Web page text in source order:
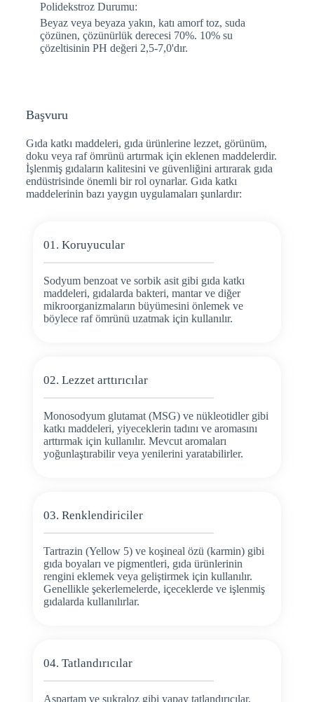
Polidekstroz Durumu:
Beyaz veya beyaza yakın, katı amorf toz, suda
çözünen, çözünürlük derecesi 70%. 10% su
çözeltisinin PH değeri 2,5-7,0'dır.
Başvuru
Gıda katkı maddeleri, gıda ürünlerine lezzet, görünüm,
doku veya raf ömrünü artırmak için eklenen maddelerdir.
İşlenmiş gıdaların kalitesini ve güvenliğini artırarak gıda
endüstrisinde önemli bir rol oynarlar. Gıda katkı
maddelerinin bazı yaygın uygulamaları şunlardır:
01. Koruyucular
Sodyum benzoat ve sorbik asit gibi gıda katkı
maddeleri, gıdalarda bakteri, mantar ve diğer
mikroorganizmaların büyümesini önlemek ve
böylece raf ömrünü uzatmak için kullanılır.
02. Lezzet arttırıcılar
Monosodyum glutamat (MSG) ve nükleotidler gibi
katkı maddeleri, yiyeceklerin tadını ve aromasını
arttırmak için kullanılır. Mevcut aromaları
yoğunlaştırabilir veya yenilerini yaratabilirler.
03. Renklendiriciler
Tartrazin (Yellow 5) ve koşineal özü (karmin) gibi
gıda boyaları ve pigmentleri, gıda ürünlerinin
rengini eklemek veya geliştirmek için kullanılır.
Genellikle şekerlemelerde, içeceklerde ve işlenmiş
gıdalarda kullanılırlar.
04. Tatlandırıcılar
Aspartam ve sukraloz gibi yapay tatlandırıcılar,